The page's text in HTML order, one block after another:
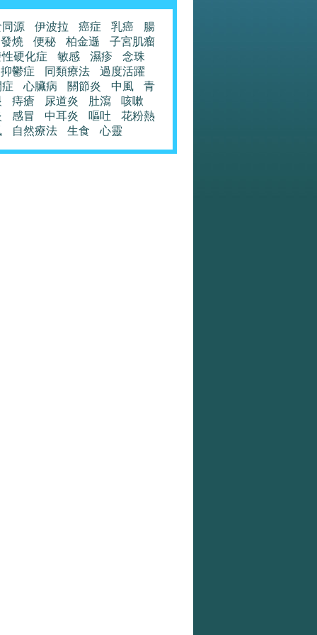
源 伊波拉 癌症 乳癌
腸
發燒
便秘 柏金遜
子宮肌瘤
硬化症
敏感 濕疹
念珠
抑鬱症
同類療法
過度活躍
心臟病 關節炎 中風
青
痔瘡 尿道炎 肚瀉
咳嗽
感冒 中耳炎 嘔吐
花粉熱
自然療法 生食 心靈